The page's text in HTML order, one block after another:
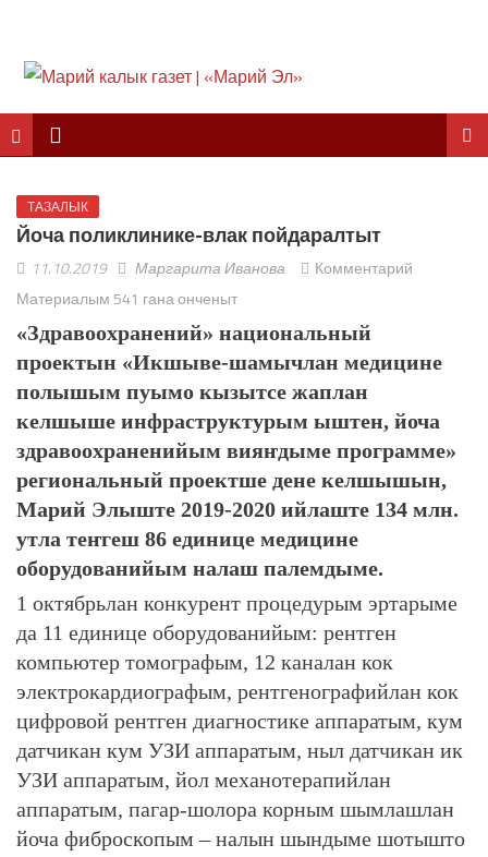
ТАЗАЛЫК
Йоча поликлинике-влак пойдаралтыт
11.10.2019 Маргарита Иванова
Комментарий
Материалым 541 гана онченыт
«Здравоохранений» национальный
проектын «Икшыве-шамычлан медицине
полышым пуымо кызытсе жаплан
келшыше инфраструктурым ыштен, йоча
здравоохраненийым вияҥдыме программе»
региональный проектше дене келшышын,
Марий Элыште 2019-2020 ийлаште 134 млн.
утла теҥгеш 86 единице медицине
оборудованийым налаш палемдыме.
1 октябрьлан конкурент процедурым эртарыме
да 11 единице оборудованийым: рентген
компьютер томографым, 12 каналан кок
электрокардиографым, рентгенографийлан кок
цифровой рентген диагностике аппаратым, кум
датчикан кум УЗИ аппаратым, ныл датчикан ик
УЗИ аппаратым, йол механотерапийлан
аппаратым, пагар-шолора корным шымлашлан
йоча фиброскопым – налын шындыме шотышто